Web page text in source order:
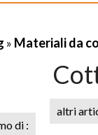
» Materiali da
di :
altri